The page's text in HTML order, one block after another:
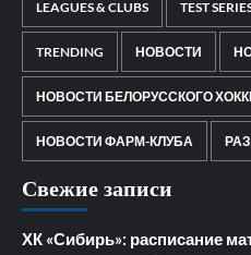
LEAGUES & CLUBS TEST
TRENDING НОВОСТИ
НОВОСТИ БЕЛОРУССКОГО
НОВОСТИ ФАРМ-КЛУБА
Свежие записи
ХК «Сибирь»: расписание